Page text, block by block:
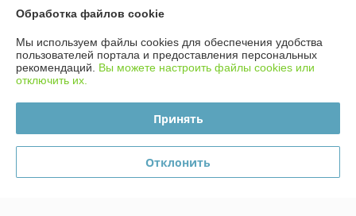
Полная версия сайта
Политика обработки cookies
Обработка файлов cookie
Мы используем файлы cookies для обеспечения удобства
пользователей портала и предоставления персональных
рекомендаций. Вы можете настроить файлы cookies или
отключить их.
Принять
Отклонить